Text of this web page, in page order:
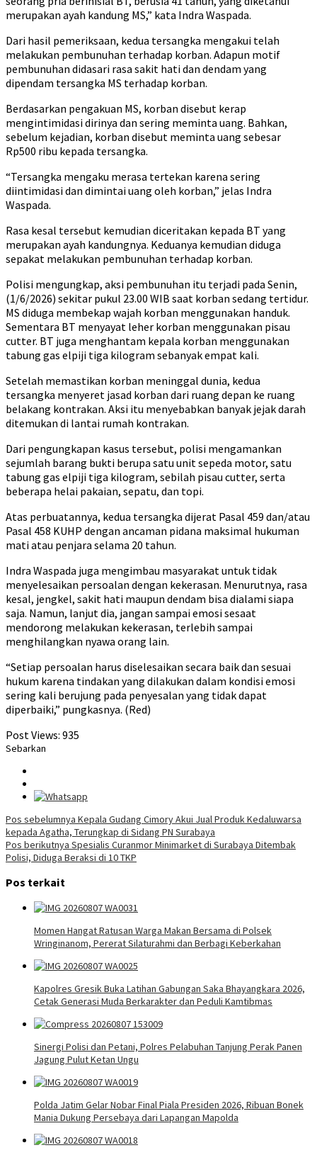
merupakan ayah kandung MS,” kata Indra Waspada.
Dari hasil pemeriksaan, kedua tersangka mengakui telah
melakukan pembunuhan terhadap korban. Adapun motif
pembunuhan didasari rasa sakit hati dan dendam yang
dipendam tersangka MS terhadap korban.
Berdasarkan pengakuan MS, korban disebut kerap
mengintimidasi dirinya dan sering meminta uang. Bahkan,
sebelum kejadian, korban disebut meminta uang sebesar
Rp500 ribu kepada tersangka.
“Tersangka mengaku merasa tertekan karena sering
diintimidasi dan dimintai uang oleh korban,” jelas Indra
Waspada.
Rasa kesal tersebut kemudian diceritakan kepada BT yang
merupakan ayah kandungnya. Keduanya kemudian diduga
sepakat melakukan pembunuhan terhadap korban.
Polisi mengungkap, aksi pembunuhan itu terjadi pada Senin,
(1/6/2026) sekitar pukul 23.00 WIB saat korban sedang tertidur.
MS diduga membekap wajah korban menggunakan handuk.
Sementara BT menyayat leher korban menggunakan pisau
cutter. BT juga menghantam kepala korban menggunakan
tabung gas elpiji tiga kilogram sebanyak empat kali.
Setelah memastikan korban meninggal dunia, kedua
tersangka menyeret jasad korban dari ruang depan ke ruang
belakang kontrakan. Aksi itu menyebabkan banyak jejak darah
ditemukan di lantai rumah kontrakan.
Dari pengungkapan kasus tersebut, polisi mengamankan
sejumlah barang bukti berupa satu unit sepeda motor, satu
tabung gas elpiji tiga kilogram, sebilah pisau cutter, serta
beberapa helai pakaian, sepatu, dan topi.
Atas perbuatannya, kedua tersangka dijerat Pasal 459 dan/atau
Pasal 458 KUHP dengan ancaman pidana maksimal hukuman
mati atau penjara selama 20 tahun.
Indra Waspada juga mengimbau masyarakat untuk tidak
menyelesaikan persoalan dengan kekerasan. Menurutnya, rasa
kesal, jengkel, sakit hati maupun dendam bisa dialami siapa
saja. Namun, lanjut dia, jangan sampai emosi sesaat
mendorong melakukan kekerasan, terlebih sampai
menghilangkan nyawa orang lain.
“Setiap persoalan harus diselesaikan secara baik dan sesuai
hukum karena tindakan yang dilakukan dalam kondisi emosi
sering kali berujung pada penyesalan yang tidak dapat
diperbaiki,” pungkasnya. (Red)
Post Views: 935
Sebarkan
Navigasi
pos
Pos sebelumnya Kepala Gudang Cimory Akui Jual Produk Kedaluwarsa
kepada Agatha, Terungkap di Sidang PN Surabaya
Pos berikutnya Spesialis Curanmor Minimarket di Surabaya Ditembak
Polisi, Diduga Beraksi di 10 TKP
Pos terkait
Momen Hangat Ratusan Warga Makan Bersama di Polsek
Wringinanom, Pererat Silaturahmi dan Berbagi Keberkahan
Kapolres Gresik Buka Latihan Gabungan Saka Bhayangkara 2026,
Cetak Generasi Muda Berkarakter dan Peduli Kamtibmas
Sinergi Polisi dan Petani, Polres Pelabuhan Tanjung Perak Panen
Jagung Pulut Ketan Ungu
Polda Jatim Gelar Nobar Final Piala Presiden 2026, Ribuan Bonek
Mania Dukung Persebaya dari Lapangan Mapolda